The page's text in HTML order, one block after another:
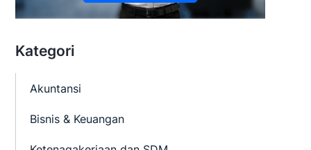
Kategori
Akuntansi
Bisnis & Keuangan